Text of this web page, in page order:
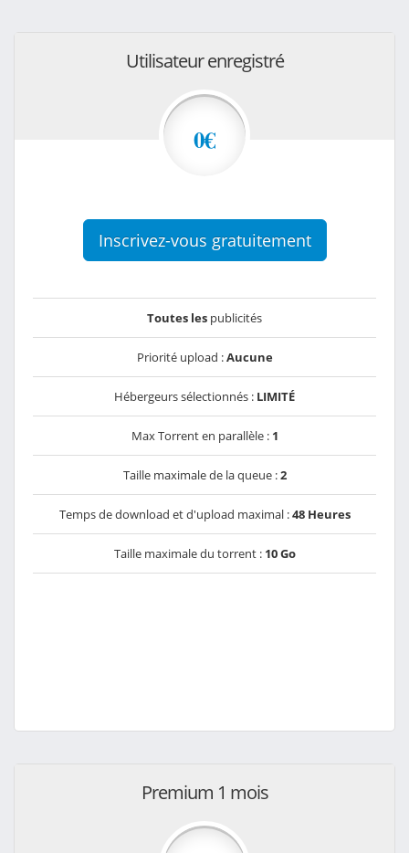
Utilisateur enregistré
0€
Inscrivez-vous gratuitement
Toutes les publicités
Priorité upload :Aucune
Hébergeurs sélectionnés : LIMITÉ
Max Torrent en parallèle : 1
Taille maximale de la queue :2
Temps de download et d'upload maximal :48 Heures
Taille maximale du torrent : 10 Go
Premium 1 mois